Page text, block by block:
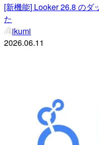
[新機能] Looker 26.8 のダ
た
ikumi
2026.06.11